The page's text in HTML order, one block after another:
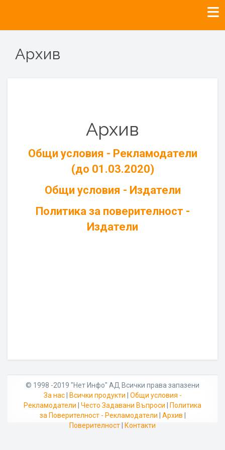
Архив
Архив
Общи условия - Рекламодатели
(до 01.03.2020)
Общи условия - Издатели
Политика за поверителност -
Издатели
© 1998 -2019 "Нет Инфо" АД Всички права запазени
За нас| Всички продукти
Общи условия -
Рекламодатели
Често Задавани Въпроси
Политика
за Поверителност - Рекламодатели
Архив
Поверителност
Контакти